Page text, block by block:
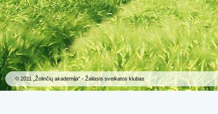
© 2011 „Žolinčių akademija“ - Žaliasis sveikatos klubas